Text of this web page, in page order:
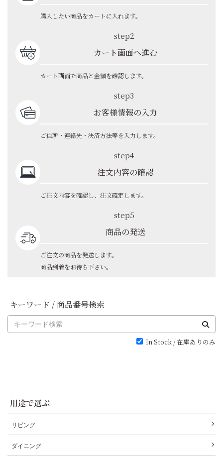
購入したい商品をカートに入れます。
step2
カート画面へ進む
カート画面で商品と金額を確認します。
step3
お客様情報の入力
ご住所・連絡先・決済方法等を入力します。
step4
注文内容の確認
ご注文内容を確認し、注文確定します。
step5
商品の発送
ご注文の商品を発送します。
商品到着をお待ち下さい。
キーワード / 商品番号検索
In Stock / 在庫ありのみ
用途で選ぶ
リビング
ダイニング